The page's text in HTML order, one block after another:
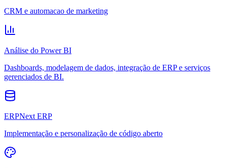
CRM e automacao de marketing
Análise do Power BI
Dashboards, modelagem de dados, integração de ERP e serviços
gerenciados de BI.
ERPNext ERP
Implementação e personalização de código aberto